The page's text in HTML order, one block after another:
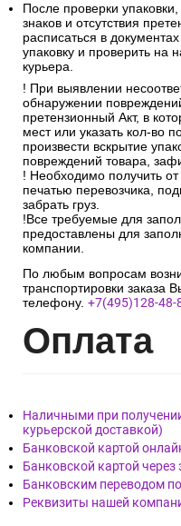
После проверки
знаков и отсутствия
расписаться в
упаковку и проверить на
курьера.
! При выявлении
обнаружении
претензионный Акт, в
мест или указать кол-во
произвести вскрытие
повреждений товара,
! Необходимо получить
печатью перевозчика,
забрать груз.
!Все требуемые для
предоставлены для
компании.
По любым вопросам
транспортировки заказа
телефону. +7(495)128-48-
Оплата
Наличными при
курьерской доставкой)
Банковской картой
Банковской картой
Банковским переводом
Реквизиты нашей